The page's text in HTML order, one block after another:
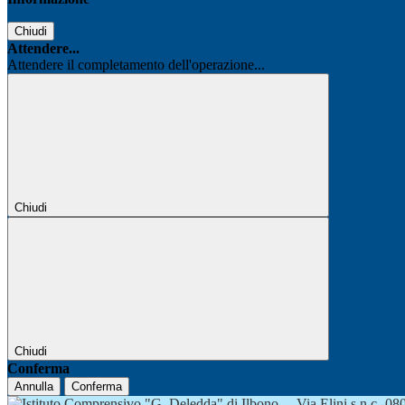
Chiudi
Attendere...
Attendere il completamento dell'operazione...
Chiudi
Chiudi
Conferma
Annulla Conferma